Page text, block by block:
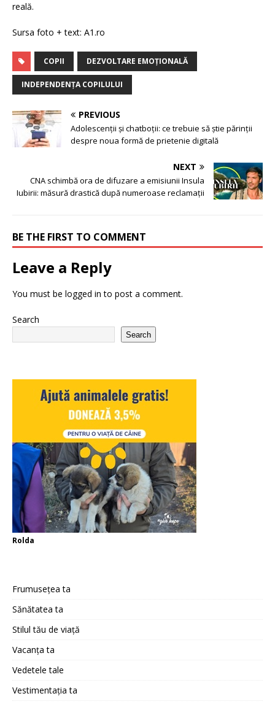
reală.
Sursa foto + text: A1.ro
COPII DEZVOLTARE EMOȚIONALĂ
INDEPENDENȚA COPILULUI
PREVIOUS
Adolescenții și chatboții: ce trebuie să știe părinții
despre noua formă de prietenie digitală
NEXT
CNA schimbă ora de difuzare a emisiunii Insula
Iubirii: măsură drastică după numeroase reclamații
BE THE FIRST TO COMMENT
Leave a Reply
You must be logged in to post a comment.
Search
Search
Rolda
Frumusețea ta
Sănătatea ta
Stilul tău de viață
Vacanța ta
Vedetele tale
Vestimentația ta